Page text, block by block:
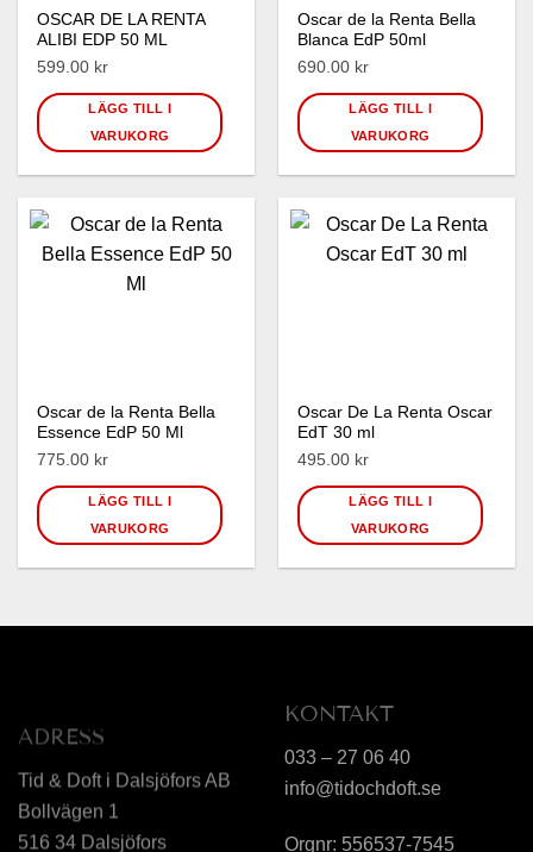
OSCAR DE LA RENTA
ALIBI EDP 50 ML
599.00 kr
LÄGG TILL I
VARUKORG
Oscar de la Renta Bella
Blanca EdP 50ml
690.00 kr
LÄGG TILL I
VARUKORG
Oscar de la Renta Bella
Essence EdP 50 Ml
775.00 kr
LÄGG TILL I
VARUKORG
Oscar De La Renta Oscar
EdT 30 ml
495.00 kr
LÄGG TILL I
VARUKORG
ADRESS
Tid & Doft i Dalsjöfors AB
Bollvägen 1
516 34 Dalsjöfors
KONTAKT
033 – 27 06 40
info@tidochdoft.se
Orgnr: 556537-7545